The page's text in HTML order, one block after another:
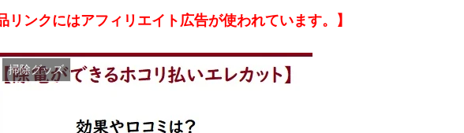
リンクにはアフィリエイト広告が使われています。】
掃除グッズ